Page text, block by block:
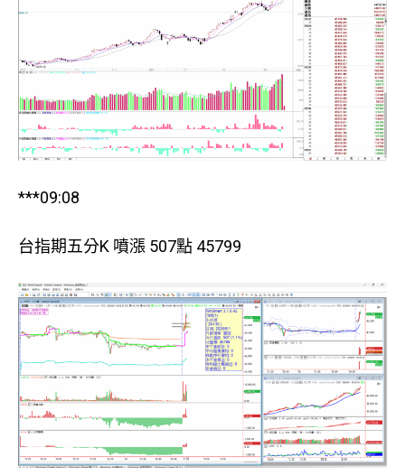
***09:08
台指期五分K 噴漲 507點 45799